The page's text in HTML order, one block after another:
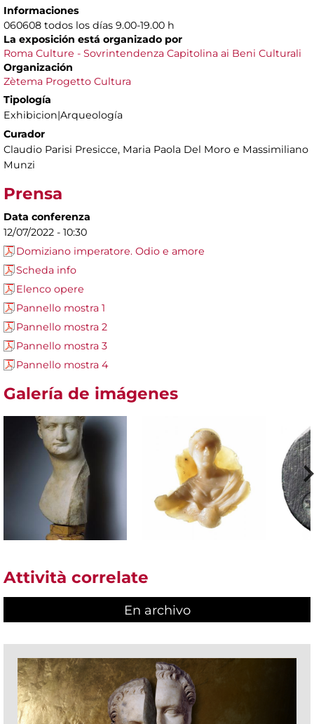
Informaciones
060608 todos los días 9.00-19.00 h
La exposición está organizado por
Roma Culture - Sovrintendenza Capitolina ai Beni Culturali
Organización
Zètema Progetto Cultura
Tipología
Exhibicion|Arqueología
Curador
Claudio Parisi Presicce, Maria Paola Del Moro e Massimiliano
Munzi
Prensa
Data conferenza
12/07/2022 - 10:30
Domiziano imperatore. Odio e amore
Scheda info
Elenco opere
Pannello mostra 1
Pannello mostra 2
Pannello mostra 3
Pannello mostra 4
Galería de imágenes
Attività correlate
En archivo